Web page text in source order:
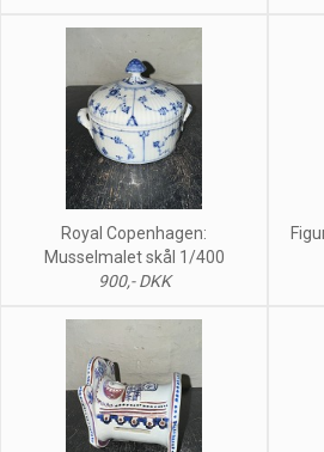
Royal Copenhagen:
Musselmalet skål 1/400
900,- DKK